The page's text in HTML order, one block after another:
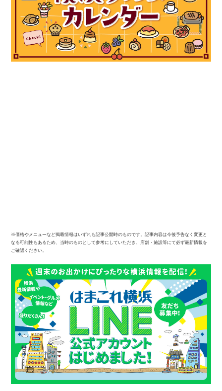
※価格やメニューなど掲載情報はいずれも記事公開時のものです。記事内容は今後予告なく変更と
なる可能性もあるため、当時のものとして参考にしていただき、店舗・施設等にて必ず最新情報を
ご確認ください。